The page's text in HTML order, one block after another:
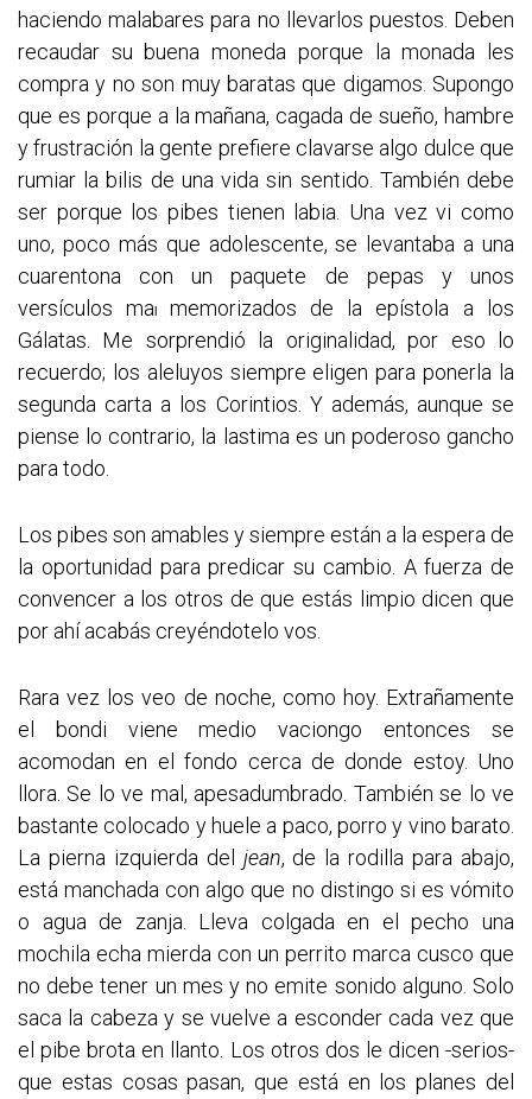
haciendo malabares para no llevarlos puestos. Deben
recaudar su buena moneda porque la monada les
compra y no son muy baratas que digamos. Supongo
que es porque a la mañana, cagada de sueño, hambre
y frustración la gente prefiere clavarse algo dulce que
rumiar la bilis de una vida sin sentido. También debe
ser porque los pibes tienen labia. Una vez vi como
uno, poco más que adolescente, se levantaba a una
cuarentona con un paquete de pepas y unos
versículos mal memorizados de la epístola a los
Gálatas. Me sorprendió la originalidad, por eso lo
recuerdo; los aleluyos siempre eligen para ponerla la
segunda carta a los Corintios. Y además, aunque se
piense lo contrario, la lastima es un poderoso gancho
para todo.
Los pibes son amables y siempre están a la espera de
la oportunidad para predicar su cambio. A fuerza de
convencer a los otros de que estás limpio dicen que
por ahí acabás creyéndotelo vos.
Rara vez los veo de noche, como hoy. Extrañamente
el bondi viene medio vaciongo entonces se
acomodan en el fondo cerca de donde estoy. Uno
llora. Se lo ve mal, apesadumbrado. También se lo ve
bastante colocado y huele a paco, porro y vino barato.
La pierna izquierda del jean, de la rodilla para abajo,
está manchada con algo que no distingo si es vómito
o agua de zanja. Lleva colgada en el pecho una
mochila echa mierda con un perrito marca cusco que
no debe tener un mes y no emite sonido alguno. Solo
saca la cabeza y se vuelve a esconder cada vez que
el pibe brota en llanto. Los otros dos le dicen -serios-
que estas cosas pasan, que está en los planes del